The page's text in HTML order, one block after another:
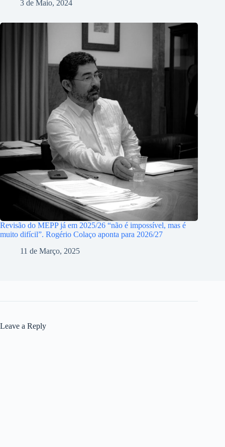
3 de Maio, 2024
Revisão do MEPP já em 2025/26 “não é impossível, mas é
muito difícil”. Rogério Colaço aponta para 2026/27
11 de Março, 2025
Leave a Reply